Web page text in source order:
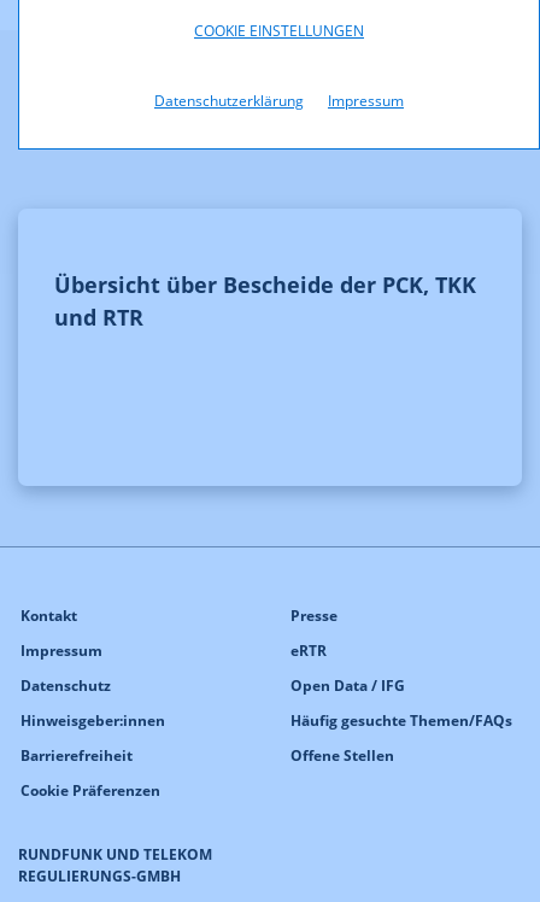
COOKIE EINSTELLUNGEN
Datenschutzerklärung Impressum
Weitere Informationen
Übersicht über Bescheide der PCK, TKK
und RTR
RUNDFUNK UND TELEKOM
REGULIERUNGS-GMBH
Kontakt
Impressum
Datenschutz
Hinweisgeber:innen
Barrierefreiheit
Cookie Präferenzen
Presse
eRTR
Open Data / IFG
Häufig gesuchte Themen/FAQs
Offene Stellen